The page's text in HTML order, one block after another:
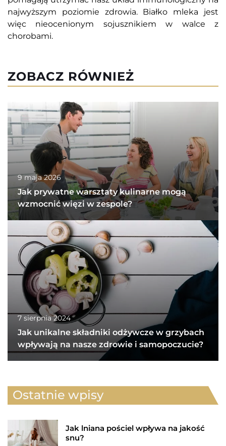
najwyższym poziomie zdrowia. Białko mleka jest
więc nieocenionym sojusznikiem w walce z
chorobami.
ZOBACZ RÓWNIEŻ
9 maja 2026
Jak prywatne warsztaty kulinarne mogą
wzmocnić więzi w zespole?
7 sierpnia 2024
Jak unikalne składniki odżywcze w grzybach
wpływają na nasze zdrowie i samopoczucie?
Ostatnie wpisy
Jak lniana pościel wpływa na jakość
snu?